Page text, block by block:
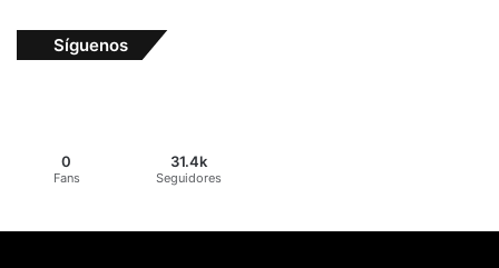
Síguenos
0
Fans
31.4k
Seguidores